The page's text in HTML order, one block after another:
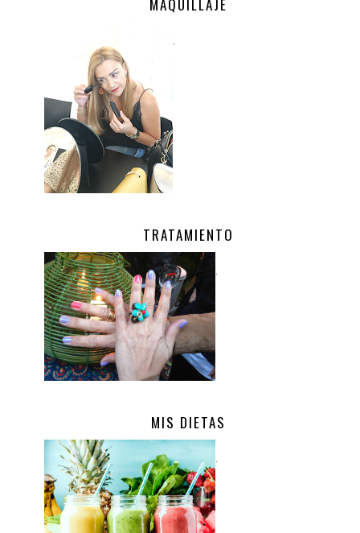
MAQUILLAJE
TRATAMIENTO
MIS DIETAS